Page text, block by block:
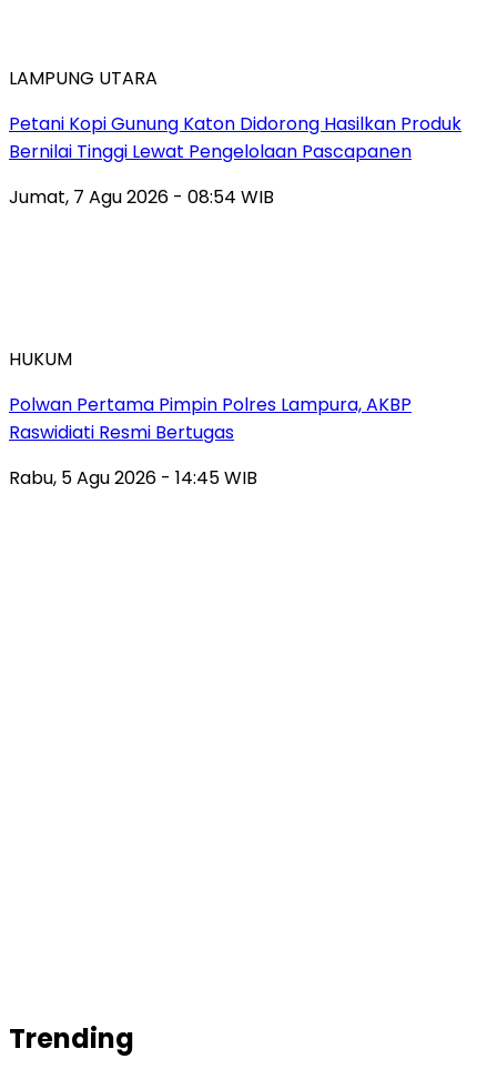
LAMPUNG UTARA
Petani Kopi Gunung Katon Didorong Hasilkan Produk
Bernilai Tinggi Lewat Pengelolaan Pascapanen
Jumat, 7 Agu 2026 - 08:54 WIB
HUKUM
Polwan Pertama Pimpin Polres Lampura, AKBP
Raswidiati Resmi Bertugas
Rabu, 5 Agu 2026 - 14:45 WIB
Trending